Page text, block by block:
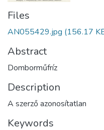
Files
AN055429.jpg (156.17
Abstract
Domborműfríz
Description
A szerző azonosítatlan
Keywords